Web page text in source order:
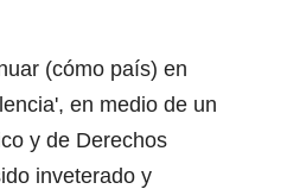
(cómo país) en
en medio de un
y de Derechos
inveterado y